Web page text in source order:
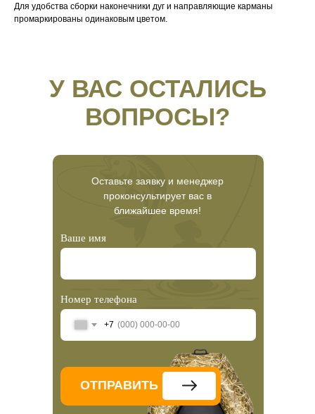
Для удобства сборки наконечники дуг и направляющие карманы
промаркированы одинаковым цветом.
У ВАС ОСТАЛИСЬ
ВОПРОСЫ?
Оставьте заявку и менеджер
проконсультирует вас в
ближайшее время!
ОТПРАВИТЬ
Ваше имя
Номер телефона
+7